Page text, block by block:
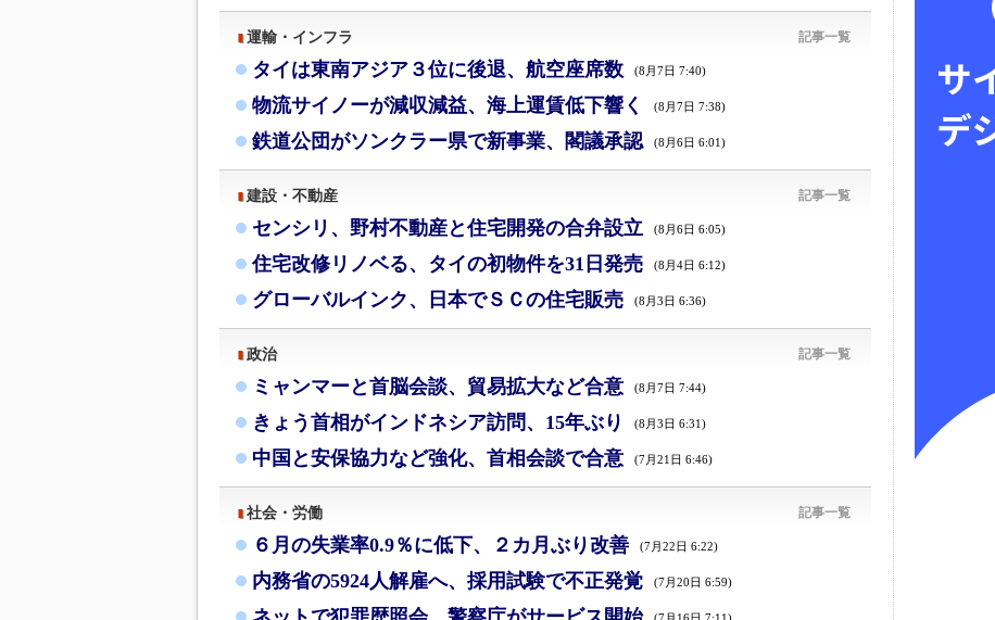
運輸・インフラ 記事一覧
タイは東南アジア３位に後退、航空座席数 (8月7日 7:40)
物流サイノーが減収減益、海上運賃低下響く (8月7日 7:38)
鉄道公団がソンクラー県で新事業、閣議承認 (8月6日 6:01)
建設・不動産 記事一覧
センシリ、野村不動産と住宅開発の合弁設立 (8月6日 6:05)
住宅改修リノベる、タイの初物件を31日発売 (8月4日 6:12)
グローバルインク、日本でＳＣの住宅販売 (8月3日 6:36)
政治 記事一覧
ミャンマーと首脳会談、貿易拡大など合意 (8月7日 7:44)
きょう首相がインドネシア訪問、15年ぶり (8月3日 6:31)
中国と安保協力など強化、首相会談で合意 (7月21日 6:46)
社会・労働 記事一覧
６月の失業率0.9％に低下、２カ月ぶり改善 (7月22日 6:22)
内務省の5924人解雇へ、採用試験で不正発覚 (7月20日 6:59)